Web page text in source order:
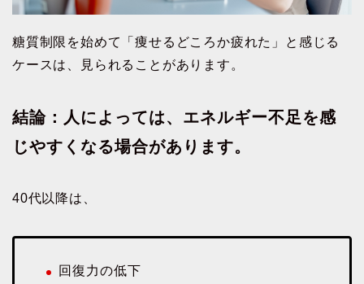
糖質制限を始めて「痩せるどころか疲れた」と感じる
ケースは、見られることがあります。
結論：人によっては、エネルギー不足を感
じやすくなる場合があります。
40代以降は、
回復力の低下